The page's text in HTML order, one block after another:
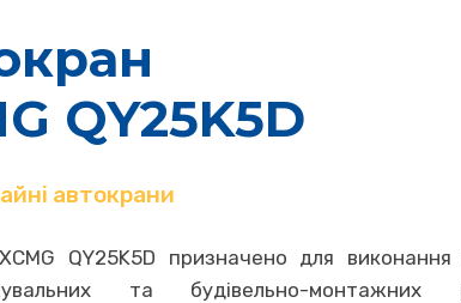
QY25K5D
автокрани
QY25K5D призначено для
та будівельно-